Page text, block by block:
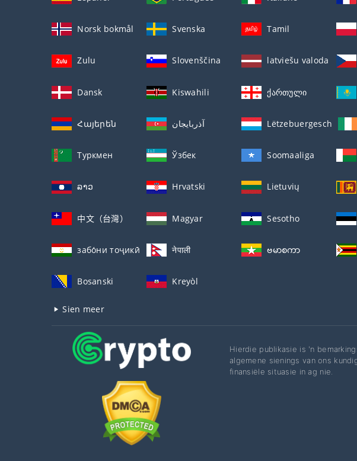
Norsk bokmål Svenska Tamil
Zulu Slovenščina latviešu valoda
Dansk Kiswahili ქართული
Հայերեն آذربايجان Lëtzebuergesch
Туркмен Ўзбек Soomaaliga
ລາວ Hrvatski Lietuvių
中文（台灣） Magyar Sesotho
забо́ни тоҷикӣ́ नेपाली ဗမာစကာ
Bosanski Kreyòl
Sien meer
Hierdie publikasie is 'n
algemene sienings van ons
finansiële situasie in ag nie.